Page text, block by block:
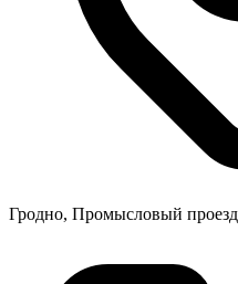
Гродно, Промысловый